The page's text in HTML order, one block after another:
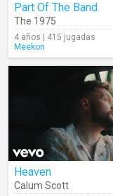
Part Of The Band
The 1975
4 años | 415 jugadas
Meekon
Heaven
Calum Scott